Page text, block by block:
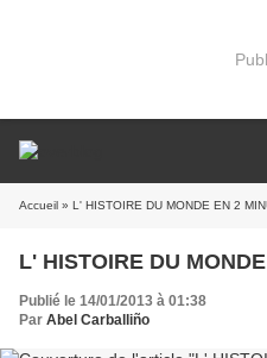
Accueil » L' HISTOIRE DU MONDE EN 2
L' HISTOIRE DU
Publié le 14/01/2013 à 01:38
Par Abel Carballiño